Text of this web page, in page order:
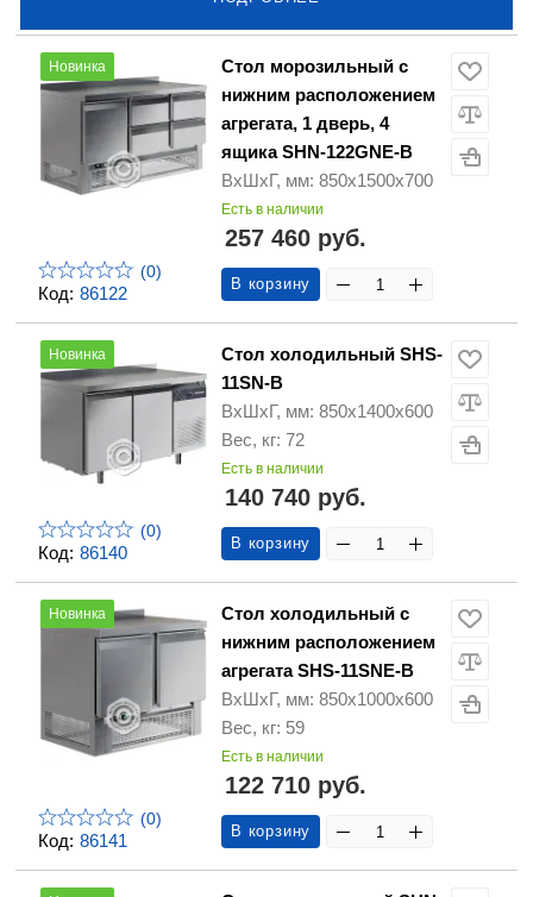
Код: 86122
Новинка
(0)
Стол морозильный с
нижним расположением
агрегата, 1 дверь, 4
ящика SHN-122GNE-B
ВхШхГ, мм: 850х1500х700
Есть в наличии
257 460 руб.
В корзину
Код: 86140
Новинка
(0)
Стол холодильный SHS-
11SN-B
ВхШхГ, мм: 850х1400х600
Вес, кг: 72
Есть в наличии
140 740 руб.
В корзину
Код: 86141
Новинка
(0)
Стол холодильный с
нижним расположением
агрегата SHS-11SNE-B
ВхШхГ, мм: 850х1000х600
Вес, кг: 59
Есть в наличии
122 710 руб.
В корзину